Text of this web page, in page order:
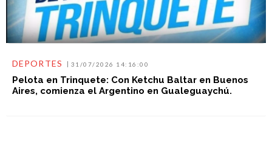
DEPORTES 31/07/2026 14:16:00
Pelota en Trinquete: Con Ketchu Baltar en Buenos
Aires, comienza el Argentino en Gualeguaychú.